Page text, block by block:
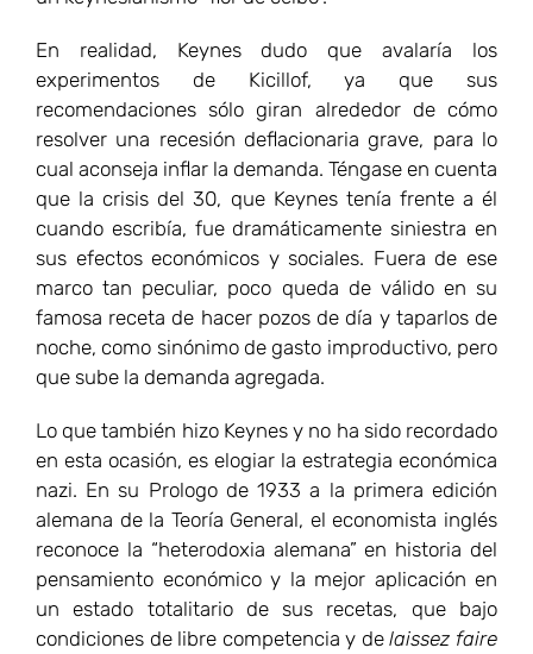
En realidad, Keynes dudo que avalaría los
experimentos de Kicillof, ya que sus
recomendaciones sólo giran alrededor de cómo
resolver una recesión deflacionaria grave, para lo
cual aconseja inflar la demanda. Téngase en cuenta
que la crisis del 30, que Keynes tenía frente a él
cuando escribía, fue dramáticamente siniestra en
sus efectos económicos y sociales. Fuera de ese
marco tan peculiar, poco queda de válido en su
famosa receta de hacer pozos de día y taparlos de
noche, como sinónimo de gasto improductivo, pero
que sube la demanda agregada.
Lo que también hizo Keynes y no ha sido recordado
en esta ocasión, es elogiar la estrategia económica
nazi. En su Prologo de 1933 a la primera edición
alemana de la Teoría General, el economista inglés
reconoce la “heterodoxia alemana” en historia del
pensamiento económico y la mejor aplicación en
un estado totalitario de sus recetas, que bajo
condiciones de libre competencia y delaissez faire